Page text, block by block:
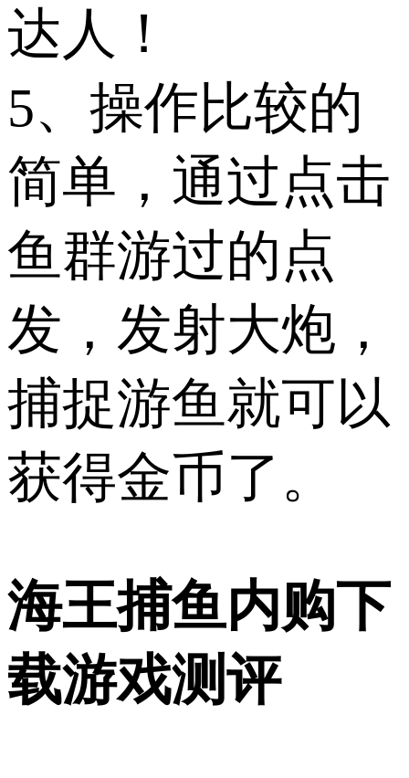
达人！
5、操作比较的
简单，通过点击
鱼群游过的点
发，发射大炮，
捕捉游鱼就可以
获得金币了。
海王捕鱼内购下
载游戏测评